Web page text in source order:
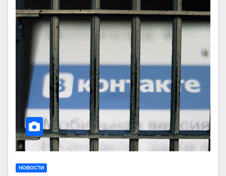
НОВОСТИ